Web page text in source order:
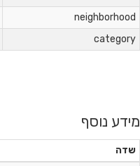
neighborhood
category
מידע נוסף
שדה